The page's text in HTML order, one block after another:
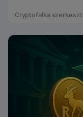
Cryptofalka